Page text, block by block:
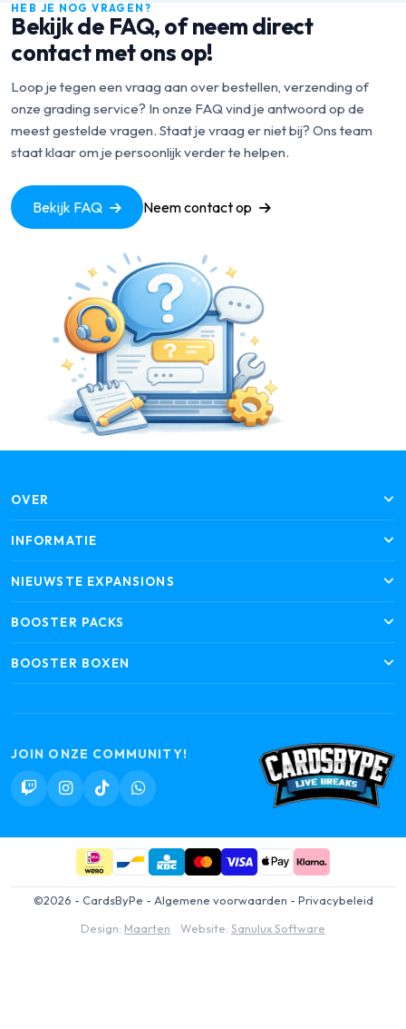
HEB JE NOG VRAGEN?
Bekijk de FAQ, of neem direct
contact met ons op!
Loop je tegen een vraag aan over bestellen, verzending of
onze grading service? In onze FAQ vind je antwoord op de
meest gestelde vragen. Staat je vraag er niet bij? Ons team
staat klaar om je persoonlijk verder te helpen.
Bekijk FAQ Neem contact op
OVER
INFORMATIE
NIEUWSTE EXPANSIONS
BOOSTER PACKS
BOOSTER BOXEN
JOIN ONZE COMMUNITY!
©2026 - CardsByPe - Algemene voorwaarden - Privacybeleid
Design: Maarten Website: Sanulux Software